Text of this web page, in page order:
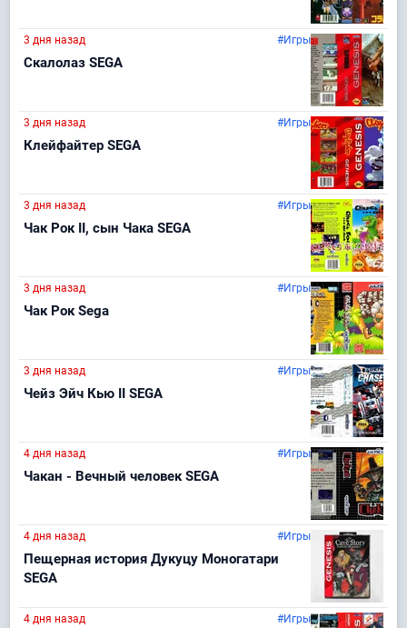
3 дня назад #Игры
Скалолаз SEGA
3 дня назад #Игры
Клейфайтер SEGA
3 дня назад #Игры
Чак Рок II, сын Чака SEGA
3 дня назад #Игры
Чак Рок Sega
3 дня назад #Игры
Чейз Эйч Кью II SEGA
4 дня назад #Игры
Чакан - Вечный человек SEGA
4 дня назад #Игры
Пещерная история Дукуцу Моногатари
SEGA
4 дня назад #Игры